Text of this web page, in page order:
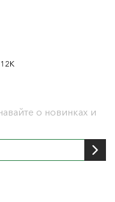
о новинках и